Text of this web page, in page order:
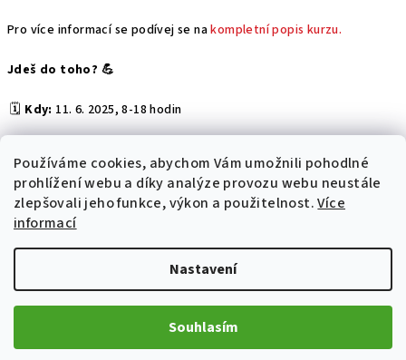
Používáme cookies, abychom Vám umožnili pohodlné
prohlížení webu a díky analýze provozu webu neustále
zlepšovali jeho funkce, výkon a použitelnost.Více
informací
Nastavení
Souhlasím
Pro více informací se podívej se nakompletní popis kurzu.
Jdeš do toho? 💪
🗓️ Kdy: 11. 6. 2025, 8-18 hodin
💰Cena:4 900 Kč
Akce se uskuteční za každého počasí
podmínkách je co se učit,alepozor!Počet míst je omezený na
, takže kdo dřív klikne, ten jede! 🏁
tady
Chci se přihlásit